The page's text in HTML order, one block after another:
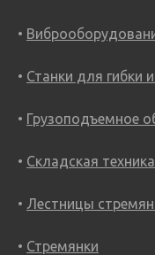
Станки для гибки
Грузоподъемное
Складская техника
Лестницы
Стремянки